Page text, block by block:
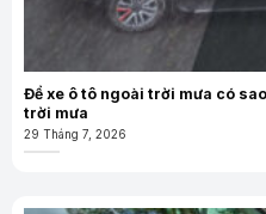
Để xe ô tô ngoài trời mưa có
trời mưa
29 Tháng 7, 2026